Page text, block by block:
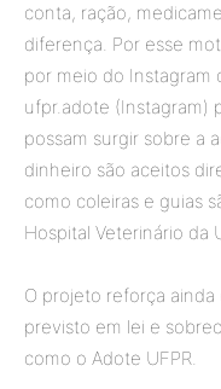
conta, ração,
diferença. Por esse
por meio do Instagram
ufpr.adote (Instagram)
possam surgir sobre a
dinheiro são aceitos
como coleiras e guias
Hospital Veterinário da
O projeto reforça
previsto em lei e
como o Adote UFPR.